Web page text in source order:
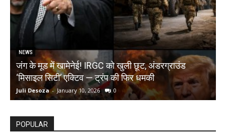
NEWS
जंग के मूड में खामेनेई! IRGC को खुली छूट, अंडरग्राउंड
‘मिसाइल सिटी’ एक्टिव — ट्रंप की फिर धमकी
Juli Desoza - January 10, 2026 0
POPULAR